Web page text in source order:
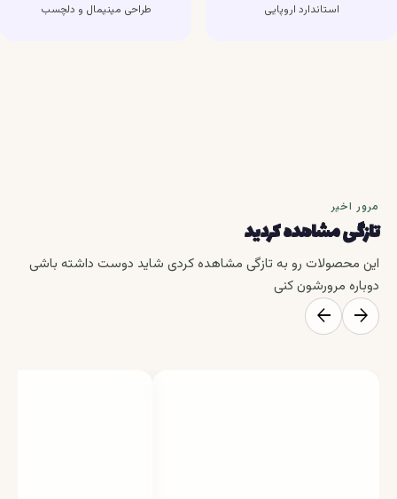
استاندارد اروپایی طراحی مینیمال و دلچسب
مرور اخیر
تازگی مشاهده کردید
این محصولات رو به تازگی مشاهده کردی شاید دوست داشته باشی
دوباره مرورشون کنی
arrow_forward
arrow_back